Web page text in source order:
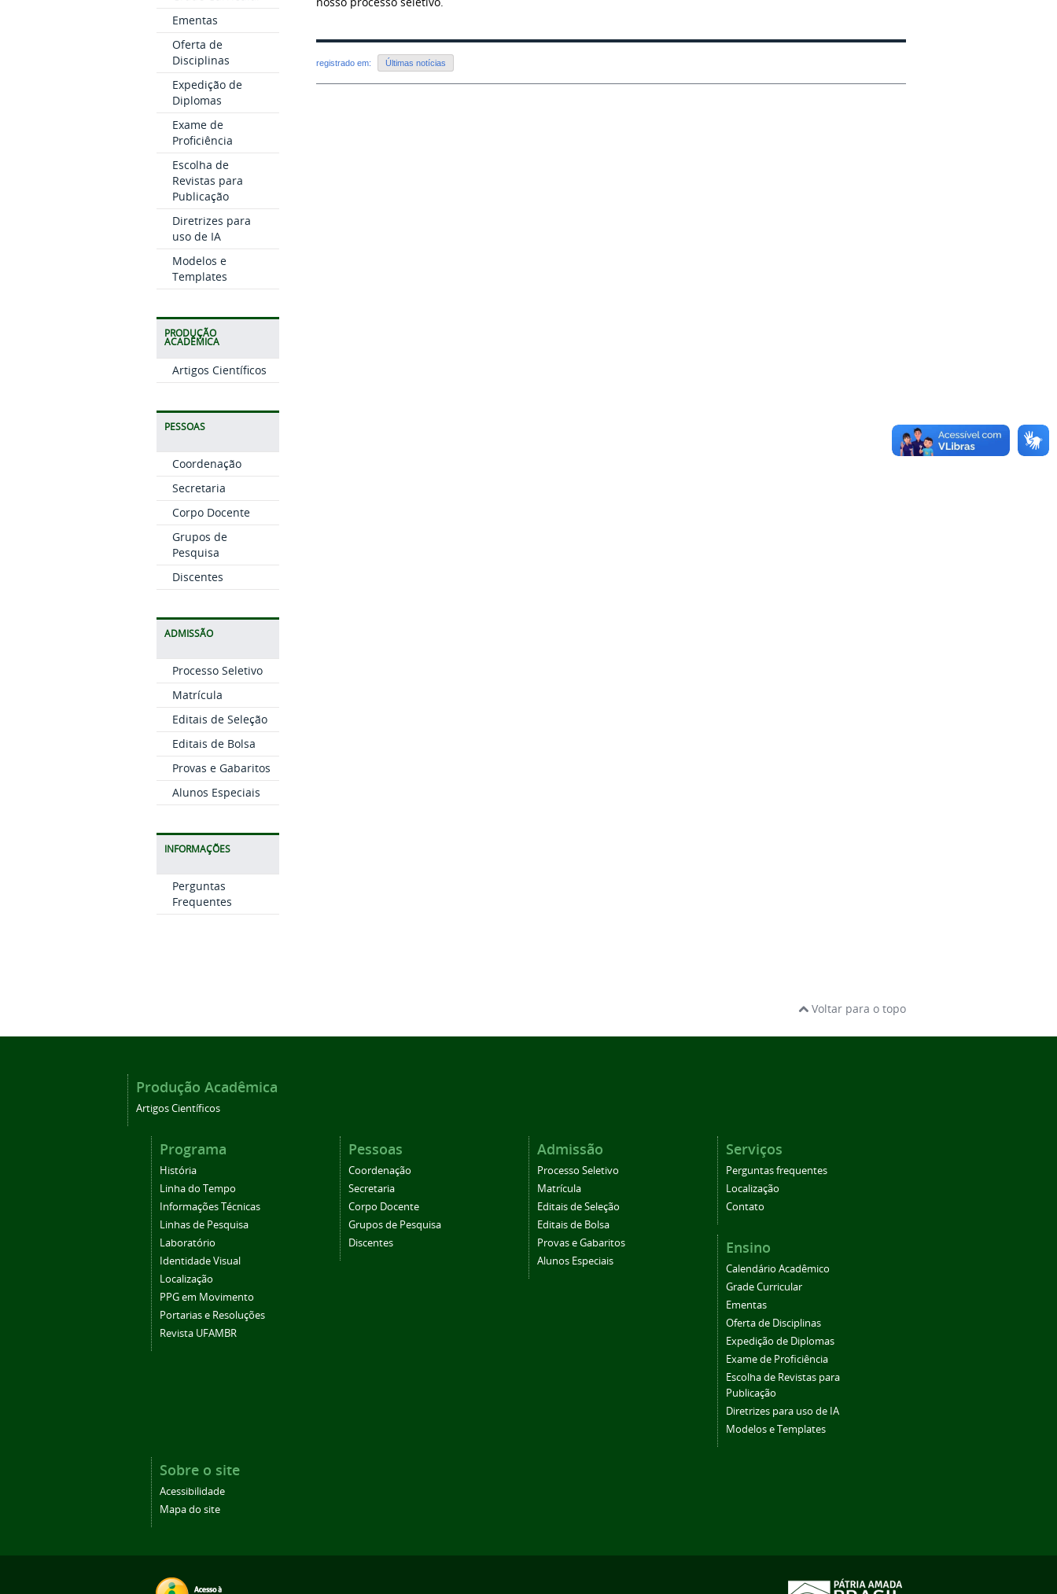
Ementas
Oferta de
Disciplinas
Expedição de
Diplomas
Exame de
Proficiência
Escolha de
Revistas para
Publicação
Diretrizes para
uso de IA
Modelos e
Templates
PRODUÇÃO
ACADÊMICA
Artigos Científicos
PESSOAS
Coordenação
Secretaria
Corpo Docente
Grupos de
Pesquisa
Discentes
ADMISSÃO
Processo Seletivo
Matrícula
Editais de Seleção
Editais de Bolsa
Provas e Gabaritos
Alunos Especiais
INFORMAÇÕES
Perguntas
Frequentes
registrado em: Últimas notícias
Voltar para o topo
Produção Acadêmica
Artigos Científicos
Programa
História
Linha do Tempo
Informações Técnicas
Linhas de Pesquisa
Laboratório
Identidade Visual
Localização
PPG em Movimento
Portarias e Resoluções
Revista UFAMBR
Pessoas
Coordenação
Secretaria
Corpo Docente
Grupos de Pesquisa
Discentes
Admissão
Processo Seletivo
Matrícula
Editais de Seleção
Editais de Bolsa
Provas e Gabaritos
Alunos Especiais
Serviços
Perguntas frequentes
Localização
Contato
Ensino
Calendário Acadêmico
Grade Curricular
Ementas
Oferta de Disciplinas
Expedição de Diplomas
Exame de Proficiência
Escolha de Revistas para
Publicação
Diretrizes para uso de IA
Modelos e Templates
Sobre o site
Acessibilidade
Mapa do site